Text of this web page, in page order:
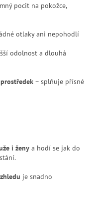
pocit na pokožce,
otlaky ani nepohodlí
odolnost a dlouhá
– splňuje přísné
i ženy a hodí se jak do
je snadno